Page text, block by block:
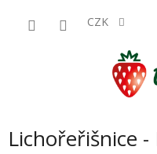
CZK
Lichořeřišnice -